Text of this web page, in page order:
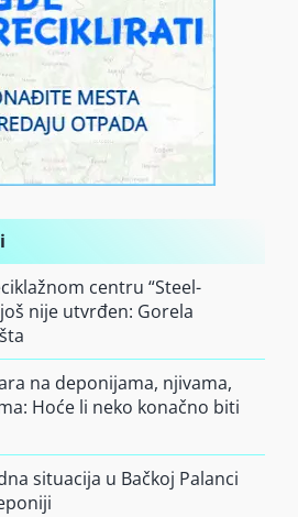
centru “Steel-
nije utvrđen: Gorela
na deponijama, njivama,
Hoće li neko konačno biti
situacija u Bačkoj Palanci